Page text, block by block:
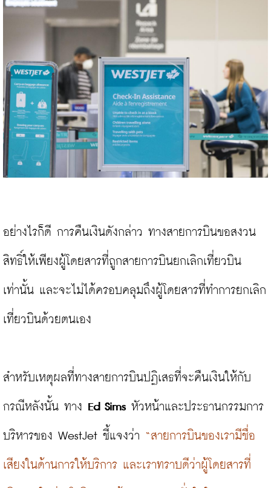
อย่างไรก็ดี การคืนเงินดังกล่าว ทางสายการบินขอสงวน
สิทธิ์ให้เพียงผู้โดยสารที่ถูกสายการบินยกเลิกเที่ยวบิน
เท่านั้น และจะไม่ได้ครอบคลุมถึงผู้โดยสารที่ทำการยกเลิก
เที่ยวบินด้วยตนเอง
สำหรับเหตุผลที่ทางสายการบินปฏิเสธที่จะคืนเงินให้กับ
กรณีหลังนั้น ทาง Ed Sims หัวหน้าและประธานกรรมการ
บริหารของ WestJet ชี้แจงว่า “สายการบินของเรามีชื่อ
เสียงในด้านการให้บริการ และเราทราบดีว่าผู้โดยสารที่